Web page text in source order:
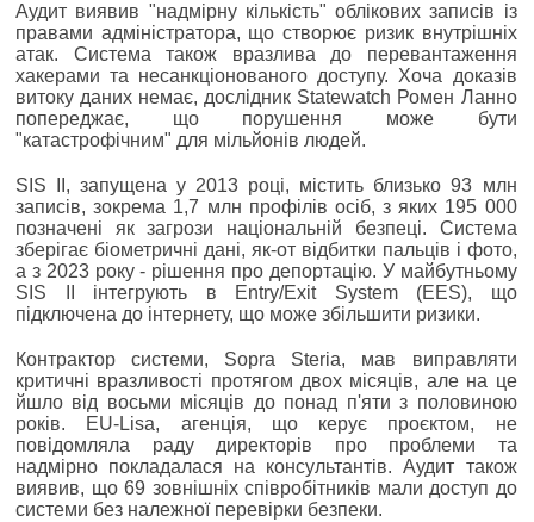
Аудит виявив "надмірну кількість" облікових записів із
правами адміністратора, що створює ризик внутрішніх
атак. Система також вразлива до перевантаження
хакерами та несанкціонованого доступу. Хоча доказів
витоку даних немає, дослідник Statewatch Ромен Ланно
попереджає, що порушення може бути
"катастрофічним" для мільйонів людей.
SIS II, запущена у 2013 році, містить близько 93 млн
записів, зокрема 1,7 млн профілів осіб, з яких 195 000
позначені як загрози національній безпеці. Система
зберігає біометричні дані, як-от відбитки пальців і фото,
а з 2023 року - рішення про депортацію. У майбутньому
SIS II інтегрують в Entry/Exit System (EES), що
підключена до інтернету, що може збільшити ризики.
Контрактор системи, Sopra Steria, мав виправляти
критичні вразливості протягом двох місяців, але на це
йшло від восьми місяців до понад п'яти з половиною
років. EU-Lisa, агенція, що керує проєктом, не
повідомляла раду директорів про проблеми та
надмірно покладалася на консультантів. Аудит також
виявив, що 69 зовнішніх співробітників мали доступ до
системи без належної перевірки безпеки.